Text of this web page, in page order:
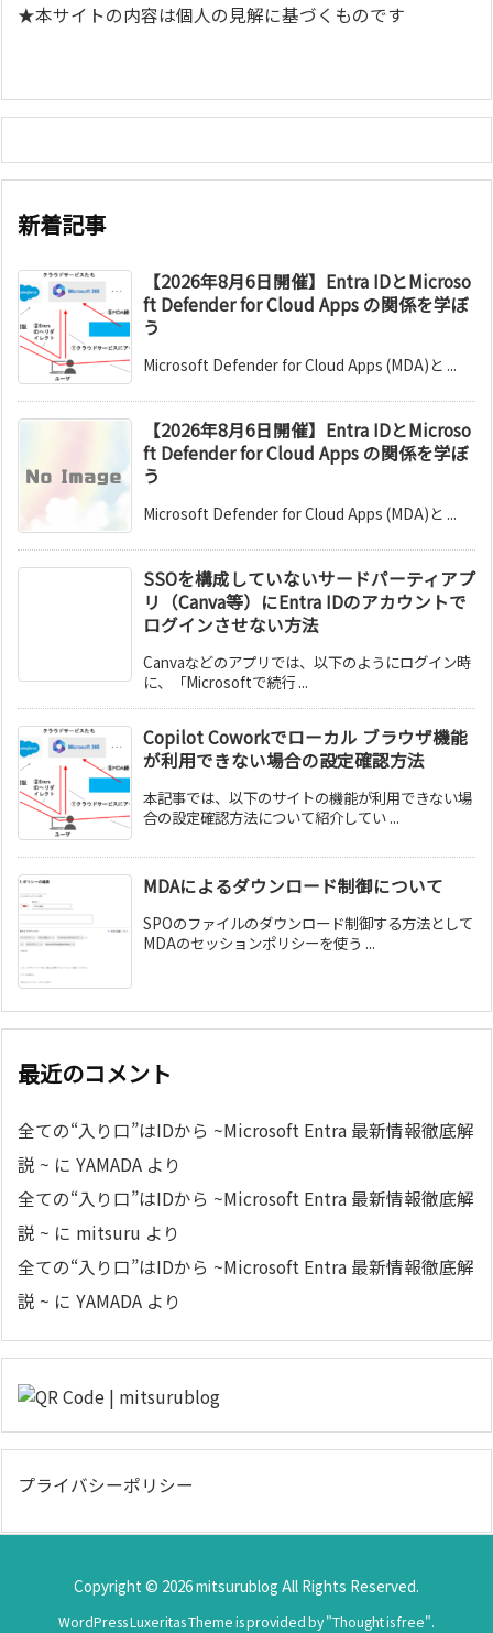
★本サイトの内容は個人の見解に基づくものです
新着記事
【2026年8月6日開催】Entra IDとMicroso
ft Defender for Cloud Apps の関係を学ぼ
う
Microsoft Defender for Cloud Apps (MDA)と ...
【2026年8月6日開催】Entra IDとMicroso
ft Defender for Cloud Apps の関係を学ぼ
う
Microsoft Defender for Cloud Apps (MDA)と ...
SSOを構成していないサードパーティアプ
リ（Canva等）にEntra IDのアカウントで
ログインさせない方法
Canvaなどのアプリでは、以下のようにログイン時
に、「Microsoftで続行 ...
Copilot Coworkでローカル ブラウザ機能
が利用できない場合の設定確認方法
本記事では、以下のサイトの機能が利用できない場
合の設定確認方法について紹介してい ...
MDAによるダウンロード制御について
SPOのファイルのダウンロード制御する方法として
MDAのセッションポリシーを使う ...
最近のコメント
全ての“入り口”はIDから ~Microsoft Entra 最新情報徹底解
説 ~ に YAMADA より
全ての“入り口”はIDから ~Microsoft Entra 最新情報徹底解
説 ~ に mitsuru より
全ての“入り口”はIDから ~Microsoft Entra 最新情報徹底解
説 ~ に YAMADA より
プライバシーポリシー
Copyright © 2026mitsurublog All Rights Reserved.
WordPress Luxeritas Theme is provided by "Thought is free".